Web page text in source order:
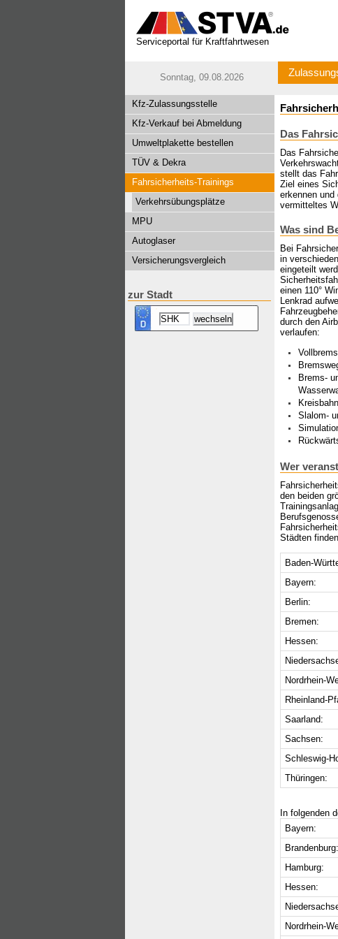
Serviceportal für Kraftfahrtwesen
Sonntag, 09.08.2026
Kfz-Zulassungsstelle
Kfz-Verkauf bei Abmeldung
Umweltplakette bestellen
TÜV & Dekra
Fahrsicherheits-Trainings
Verkehrsübungsplätze
MPU
Autoglaser
Versicherungsvergleich
zur Stadt
Das
Das
stellt das
Ziel eines
erkennen
vermitteltes
Was sind
Bei
in
eingeteilt
einen 110°
Lenkrad
durch den
verlaufen:
Brems-
Slalom-
Wer
den beiden
Städten
Baden-
Bayern:
Berlin:
Bremen:
Hessen:
Nordrhein-
Rheinland-
Saarland:
Sachsen:
Schleswig-
Thüringen:
In folgenden
Bayern:
Brandenburg:
Hamburg:
Hessen:
Nordrhein-